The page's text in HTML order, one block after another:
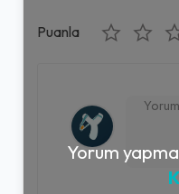
Puanla
Yorum